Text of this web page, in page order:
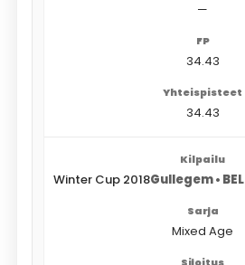
—
34.43
34.43
Winter Cup 2018Gullegem • BEL
Mixed Age